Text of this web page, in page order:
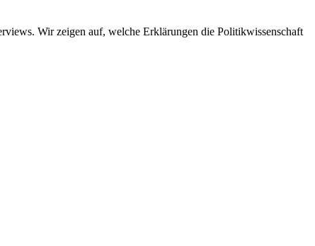
Wir zeigen auf, welche Erklärungen die Politikwissenschaft